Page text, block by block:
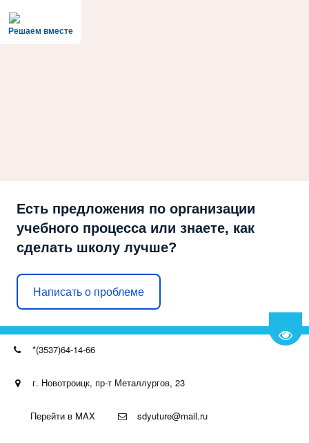
Решаем вместе
Есть предложения по организации
учебного процесса или знаете, как
сделать школу лучше?
Написать о проблеме
*(3537)64-14-66
г. Новотроицк, пр-т Металлургов, 23
Перейти в MAX sdyuture@mail.ru